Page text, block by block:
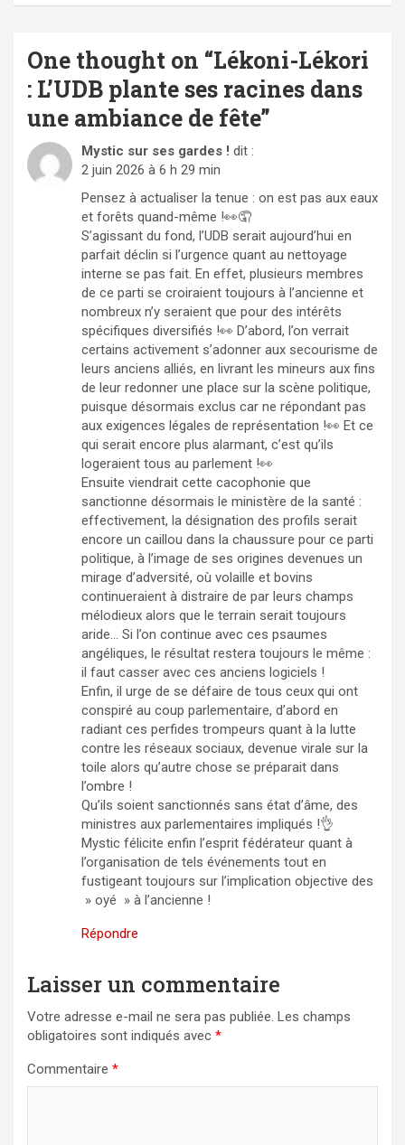
One thought on “Lékoni-Lékori
: L’UDB plante ses racines dans
une ambiance de fête”
Mystic sur ses gardes ! dit :
2 juin 2026 à 6 h 29 min
Pensez à actualiser la tenue : on est pas aux eaux
et forêts quand-même !👀🤦
S’agissant du fond, l’UDB serait aujourd’hui en
parfait déclin si l’urgence quant au nettoyage
interne se pas fait. En effet, plusieurs membres
de ce parti se croiraient toujours à l’ancienne et
nombreux n’y seraient que pour des intérêts
spécifiques diversifiés !👀 D’abord, l’on verrait
certains activement s’adonner aux secourisme de
leurs anciens alliés, en livrant les mineurs aux fins
de leur redonner une place sur la scène politique,
puisque désormais exclus car ne répondant pas
aux exigences légales de représentation !👀 Et ce
qui serait encore plus alarmant, c’est qu’ils
logeraient tous au parlement !👀
Ensuite viendrait cette cacophonie que
sanctionne désormais le ministère de la santé :
effectivement, la désignation des profils serait
encore un caillou dans la chaussure pour ce parti
politique, à l’image de ses origines devenues un
mirage d’adversité, où volaille et bovins
continueraient à distraire de par leurs champs
mélodieux alors que le terrain serait toujours
aride… Si l’on continue avec ces psaumes
angéliques, le résultat restera toujours le même :
il faut casser avec ces anciens logiciels !
Enfin, il urge de se défaire de tous ceux qui ont
conspiré au coup parlementaire, d’abord en
radiant ces perfides trompeurs quant à la lutte
contre les réseaux sociaux, devenue virale sur la
toile alors qu’autre chose se préparait dans
l’ombre !
Qu’ils soient sanctionnés sans état d’âme, des
ministres aux parlementaires impliqués !👌
Mystic félicite enfin l’esprit fédérateur quant à
l’organisation de tels événements tout en
fustigeant toujours sur l’implication objective des
» oyé » à l’ancienne !
Répondre
Laisser un commentaire
Votre adresse e-mail ne sera pas publiée. Les champs
obligatoires sont indiqués avec *
Commentaire *